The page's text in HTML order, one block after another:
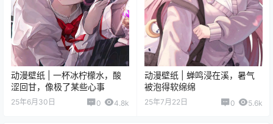
动漫壁纸 | 一杯冰柠檬水，酸
涩回甘，像极了某些心事
25年6月30日 0 4.8k
动漫壁纸 | 蝉鸣浸在溪，暑气
被泡得软绵绵
25年7月22日 0 5.6k